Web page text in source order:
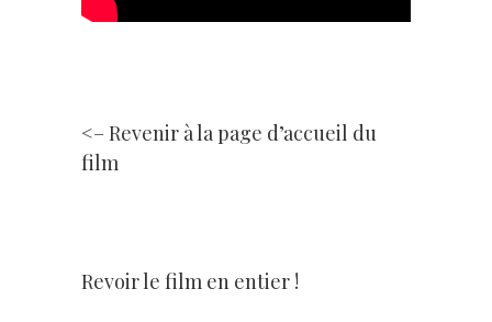
<– Revenir à la page d’accueil du
film
Revoir le film en entier !